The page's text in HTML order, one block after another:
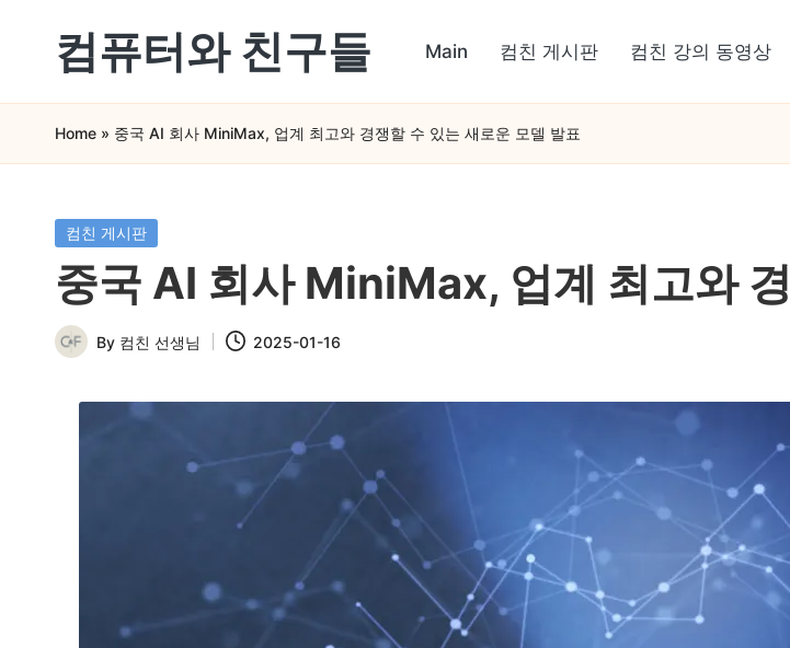
to
content
컴퓨터와 친구들
컴
퓨
와
스
마
트
Main 컴친 게시판 컴친 강의 동영상
Home » 중국 AI 회사 MiniMax, 업계 최고와 경쟁할 수 있는 새로운 모델 발표
Posted
컴친 게시판
중국 AI 회사 MiniMax, 업계 최고와
Posted
By 컴친 선생님 2025-01-16